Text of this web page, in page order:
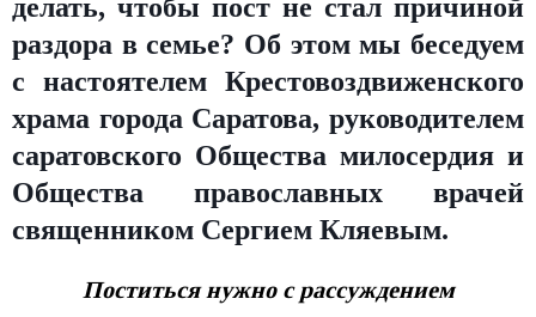
делать, чтобы пост не стал причиной
раздора в семье? Об этом мы беседуем
с настоятелем Крестовоздвиженского
храма города Саратова, руководителем
саратовского Общества милосердия и
Общества православных врачей
священником Сергием Кляевым.
Поститься нужно с рассуждением